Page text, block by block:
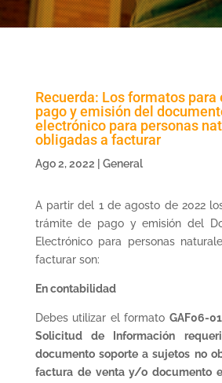
Recuerda: Los formatos
pago y emisión del
electrónico para personas
obligadas a facturar
Ago 2, 2022 General
A partir del 1 de agosto de 2022
trámite de pago y emisión del
Electrónico para personas
facturar son:
En contabilidad
Debes utilizar el formatoGAF06-
Solicitud de Información
documento soporte a sujetos no
factura de venta y/o documento